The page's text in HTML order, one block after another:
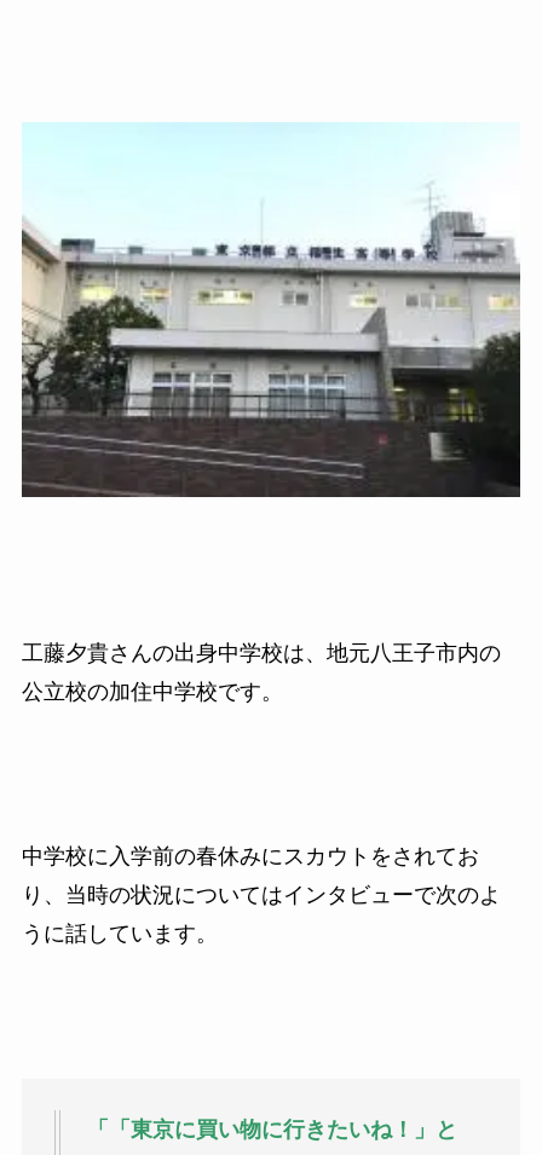
工藤夕貴さんの出身中学校は、地元八王子市内の
公立校の加住中学校です。
中学校に入学前の春休みにスカウトをされてお
り、当時の状況についてはインタビューで次のよ
うに話しています。
「「東京に買い物に行きたいね！」と